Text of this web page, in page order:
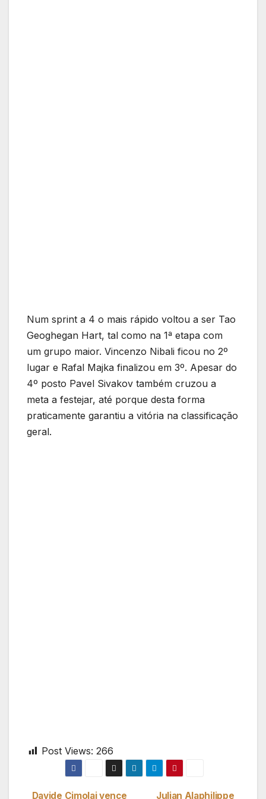
Num sprint a 4 o mais rápido voltou a ser Tao
Geoghegan Hart, tal como na 1ª etapa com
um grupo maior. Vincenzo Nibali ficou no 2º
lugar e Rafal Majka finalizou em 3º. Apesar do
4º posto Pavel Sivakov também cruzou a
meta a festejar, até porque desta forma
praticamente garantiu a vitória na classificação
geral.
Post Views: 266
Julian Alaphilippe
Davide Cimolai vence